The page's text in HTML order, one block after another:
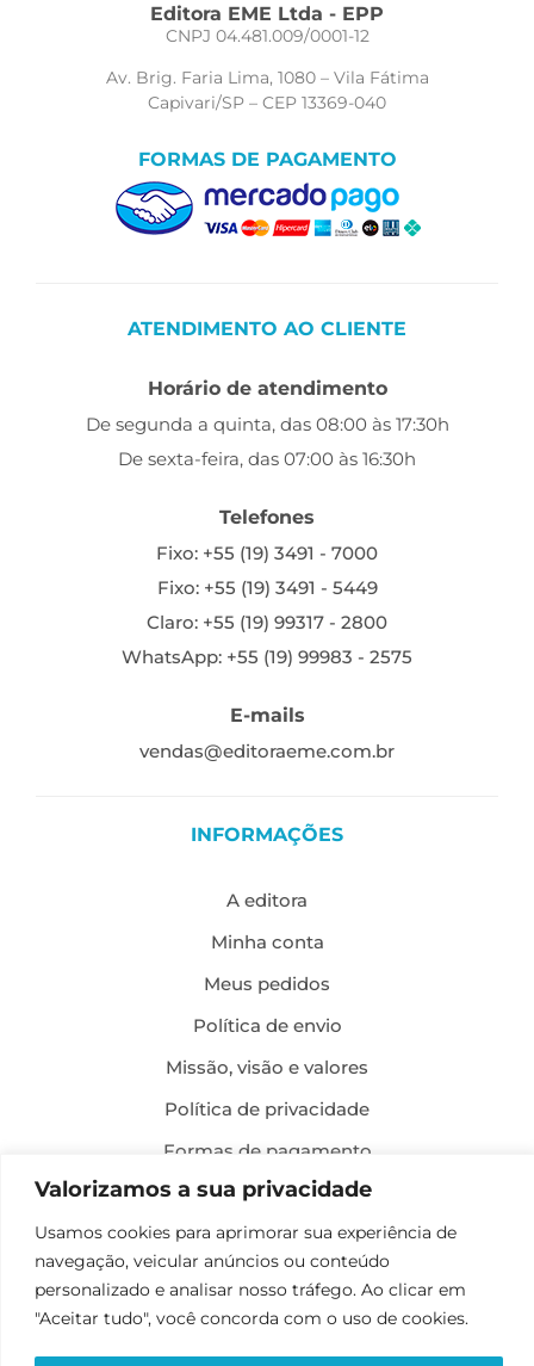
Valorizamos a sua privacidade
Usamos cookies para aprimorar sua experiência de
navegação, veicular anúncios ou conteúdo
personalizado e analisar nosso tráfego. Ao clicar em
"Aceitar tudo", você concorda com o uso de cookies.
Editora EME Ltda - EPP
CNPJ 04.481.009/0001-12
Av. Brig. Faria Lima, 1080 – Vila Fátima
Capivari/SP – CEP 13369-040
FORMAS DE PAGAMENTO
ATENDIMENTO AO CLIENTE
Horário de atendimento
De segunda a quinta, das 08:00 às 17:30h
De sexta-feira, das 07:00 às 16:30h
Telefones
Fixo: +55 (19) 3491 - 7000
Fixo: +55 (19) 3491 - 5449
Claro: +55 (19) 99317 - 2800
WhatsApp: +55 (19) 99983 - 2575
E-mails
vendas@editoraeme.com.br
INFORMAÇÕES
A editora
Minha conta
Meus pedidos
Política de envio
Missão, visão e valores
Política de privacidade
Formas de pagamento
Política de troca e devolução
Desenvolvimento: